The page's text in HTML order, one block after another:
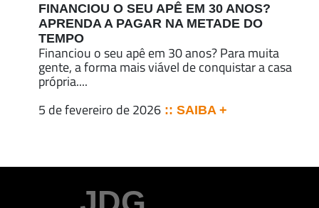
FINANCIOU O SEU APÊ EM 30 ANOS?
APRENDA A PAGAR NA METADE DO
TEMPO
Financiou o seu apê em 30 anos? Para muita
gente, a forma mais viável de conquistar a casa
própria....
5 de fevereiro de 2026 :: SAIBA +